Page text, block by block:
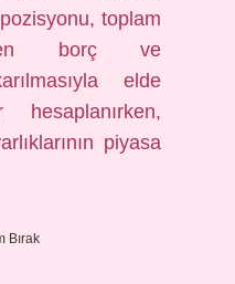
toplam
borç ve
elde
piyasa
Bırak